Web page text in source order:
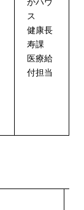
ス
健康長
寿課
医療給
付担当